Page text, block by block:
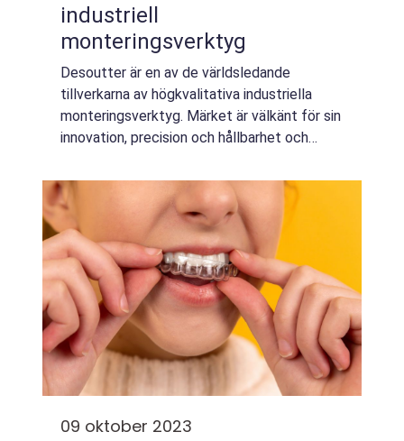
industriell
monteringsverktyg
Desoutter är en av de världsledande
tillverkarna av högkvalitativa industriella
monteringsverktyg. Märket är välkänt för sin
innovation, precision och hållbarhet och
09 oktober 2023